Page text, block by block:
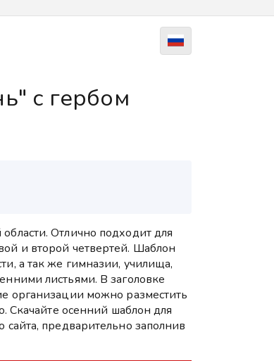
с гербом
Отлично подходит для
и второй четвертей. Шаблон
а так же гимназии, училища,
листьями. В заголовке
организации можно разместить
Скачайте осенний шаблон для
предварительно заполнив